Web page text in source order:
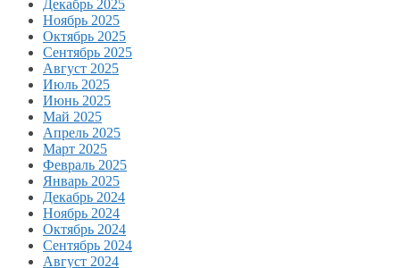
Декабрь 2025
Ноябрь 2025
Октябрь 2025
Сентябрь 2025
Август 2025
Июль 2025
Июнь 2025
Май 2025
Апрель 2025
Март 2025
Февраль 2025
Январь 2025
Декабрь 2024
Ноябрь 2024
Октябрь 2024
Сентябрь 2024
Август 2024